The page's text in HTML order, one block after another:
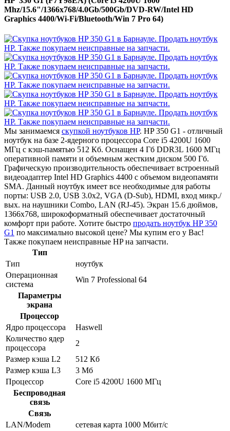
Mhz/15.6"/1366x768/4.0Gb/500Gb/DVD-RW/Intel HD
Graphics 4400/Wi-Fi/Bluetooth/Win 7 Pro 64)
Мы занимаемся скупкой ноутбуков HP. HP 350 G1 - отличный
ноутбук на базе 2-ядерного процессора Core i5 4200U 1600
МГц с кэш-памятью 512 Кб. Оснащен 4 Гб DDR3L 1600 МГц
оперативной памяти и объемным жестким диском 500 Гб.
Графическую производительность обеспечивает встроенный
видеоадаптер Intel HD Graphics 4400 с объемом видеопамяти
SMA. Данный ноутбук имеет все необходимые для работы
порты: USB 2.0, USB 3.0x2, VGA (D-Sub), HDMI, вход микр./
вых. на наушники Combo, LAN (RJ-45). Экран 15.6 дюймов,
1366x768, широкоформатный обеспечивает достаточный
комфорт при работе. Хотите быстро продать ноутбук HP 350
G1 по максимально высокой цене? Мы купим его у Вас!
Также покупаем неисправные HP на запчасти.
Тип
Тип
ноутбук
Операционная
система
Win 7 Professional 64
Параметры
экрана
Процессор
Ядро процессора
Haswell
Количество ядер
процессора
2
Размер кэша L2
512 Кб
Размер кэша L3
3 Мб
Процессор
Core i5 4200U 1600 МГц
Беспроводная
связь
Связь
LAN/Modem
сетевая карта 1000 Мбит/c